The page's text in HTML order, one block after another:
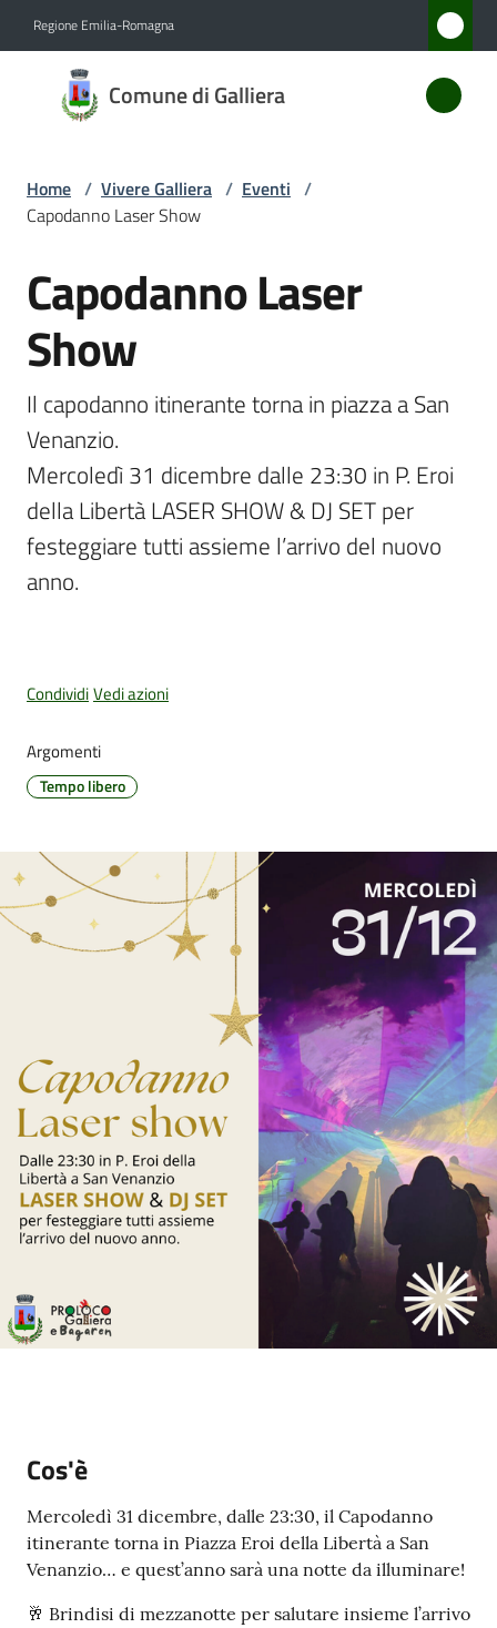
Regione Emilia-Romagna
Comune di Galliera
Comune
di
Novità
Servizi
Vivere
Galliera
Menu selezionato
Amministrazione
gli
su
Home / Vivere Galliera / Eventi /
Capodanno Laser Show
Salta al contenuto
Capodanno Laser
Show
Il capodanno itinerante torna in piazza a San
Venanzio.
Mercoledì 31 dicembre dalle 23:30 in P. Eroi
della Libertà LASER SHOW & DJ SET per
festeggiare tutti assieme l’arrivo del nuovo
anno.
CondividiVedi azioni
Argomenti
Tempo libero
Cos'è
Mercoledì 31 dicembre, dalle 23:30, il Capodanno
itinerante torna in Piazza Eroi della Libertà a San
Venanzio… e quest’anno sarà una notte da illuminare!
🥂 Brindisi di mezzanotte per salutare insieme l’arrivo